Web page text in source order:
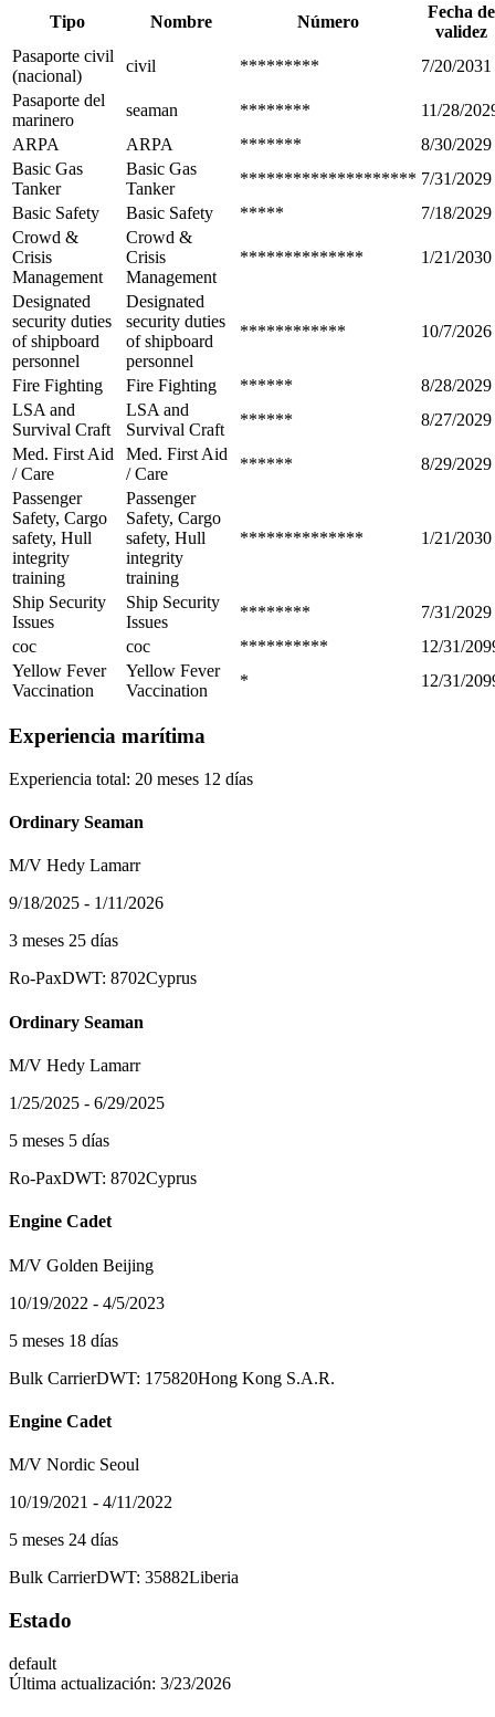
Tipo Nombre Número
Fecha de
validez
Pasaporte civil
(nacional)
civil *********
7/20/2031
Pasaporte del
marinero
seaman ********
11/28/
ARPA
ARPA *******
8/30/2029
Basic Gas
Tanker
Basic Gas
Tanker
******************** 7/31/2029
Basic Safety
Basic Safety *****
7/18/2029
Crowd &
Crisis
Management
Crowd &
Crisis
Management
************** 1/21/2030
Designated
security duties
of shipboard
personnel
Designated
security duties
of shipboard
personnel
************ 10/7/2026
Fire Fighting Fire Fighting ******
8/28/2029
LSA and
Survival Craft
LSA and
Survival Craft
******
8/27/2029
Med. First Aid
/ Care
Med. First Aid
/ Care
******
8/29/2029
Passenger
Safety, Cargo
safety, Hull
integrity
training
Passenger
Safety, Cargo
safety, Hull
integrity
training
************** 1/21/2030
Ship Security
Issues
Ship Security
Issues
********
7/31/2029
coc
coc **********
12/31/
Yellow Fever
Vaccination
Yellow Fever
Vaccination
* 12/31/
Experiencia marítima
Experiencia total: 20 meses 12 días
Ordinary Seaman
M/V Hedy Lamarr
9/18/2025 - 1/11/2026
3 meses 25 días
Ro-PaxDWT: 8702Cyprus
Ordinary Seaman
M/V Hedy Lamarr
1/25/2025 - 6/29/2025
5 meses 5 días
Ro-PaxDWT: 8702Cyprus
Engine Cadet
M/V Golden Beijing
10/19/2022 - 4/5/2023
5 meses 18 días
Bulk CarrierDWT: 175820Hong Kong S.A.R.
Engine Cadet
M/V Nordic Seoul
10/19/2021 - 4/11/2022
5 meses 24 días
Bulk CarrierDWT: 35882Liberia
Estado
default
Última actualización: 3/23/2026